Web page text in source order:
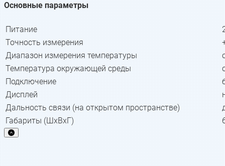
Основные параметры
Питание
Точность измерения
Диапазон измерения температуры
Температура окружающей среды
Подключение
Дисплей
Дальность связи (на открытом пространстве)
Габариты (ШхВхГ)